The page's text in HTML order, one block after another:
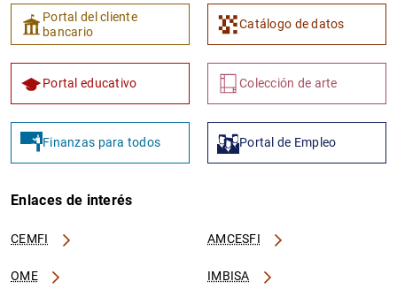
Portal del cliente
bancario
Catálogo de datos
Portal educativo Colección de arte
Finanzas para todos Portal de Empleo
Enlaces de interés
CEMFI AMCESFI
OME IMBISA